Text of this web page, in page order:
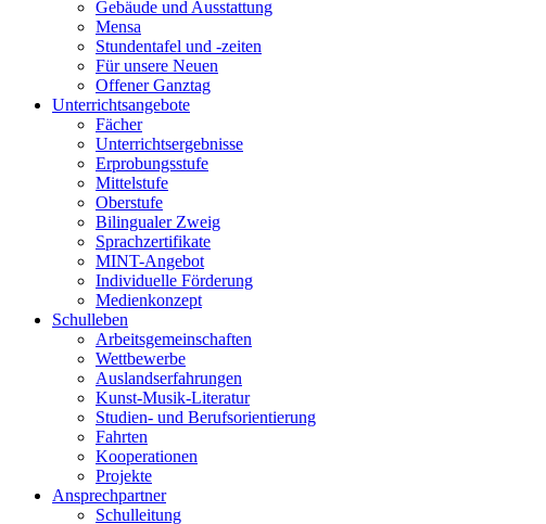
Gebäude und Ausstattung
Mensa
Stundentafel und -zeiten
Für unsere Neuen
Offener Ganztag
Unterrichtsangebote
Fächer
Unterrichtsergebnisse
Erprobungsstufe
Mittelstufe
Oberstufe
Bilingualer Zweig
Sprachzertifikate
MINT-Angebot
Individuelle Förderung
Medienkonzept
Schulleben
Arbeitsgemeinschaften
Wettbewerbe
Auslandserfahrungen
Kunst-Musik-Literatur
Studien- und Berufsorientierung
Fahrten
Kooperationen
Projekte
Ansprechpartner
Schulleitung